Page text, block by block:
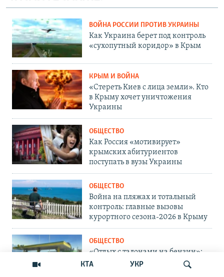
КТА УКР
ВОЙНА РОССИИ ПРОТИВ УКРАИНЫ
Как Украина берет под контроль
«сухопутный коридор» в Крым
КРЫМ И ВОЙНА
«Стереть Киев с лица земли». Кто
в Крыму хочет уничтожения
Украины
ОБЩЕСТВО
Как Россия «мотивирует»
крымских абитуриентов
поступать в вузы Украины
ОБЩЕСТВО
Война на пляжах и тотальный
контроль: главные вызовы
курортного сезона-2026 в Крыму
ОБЩЕСТВО
«Отдых с талонами на бензин»:
курортный сезон в Крыму